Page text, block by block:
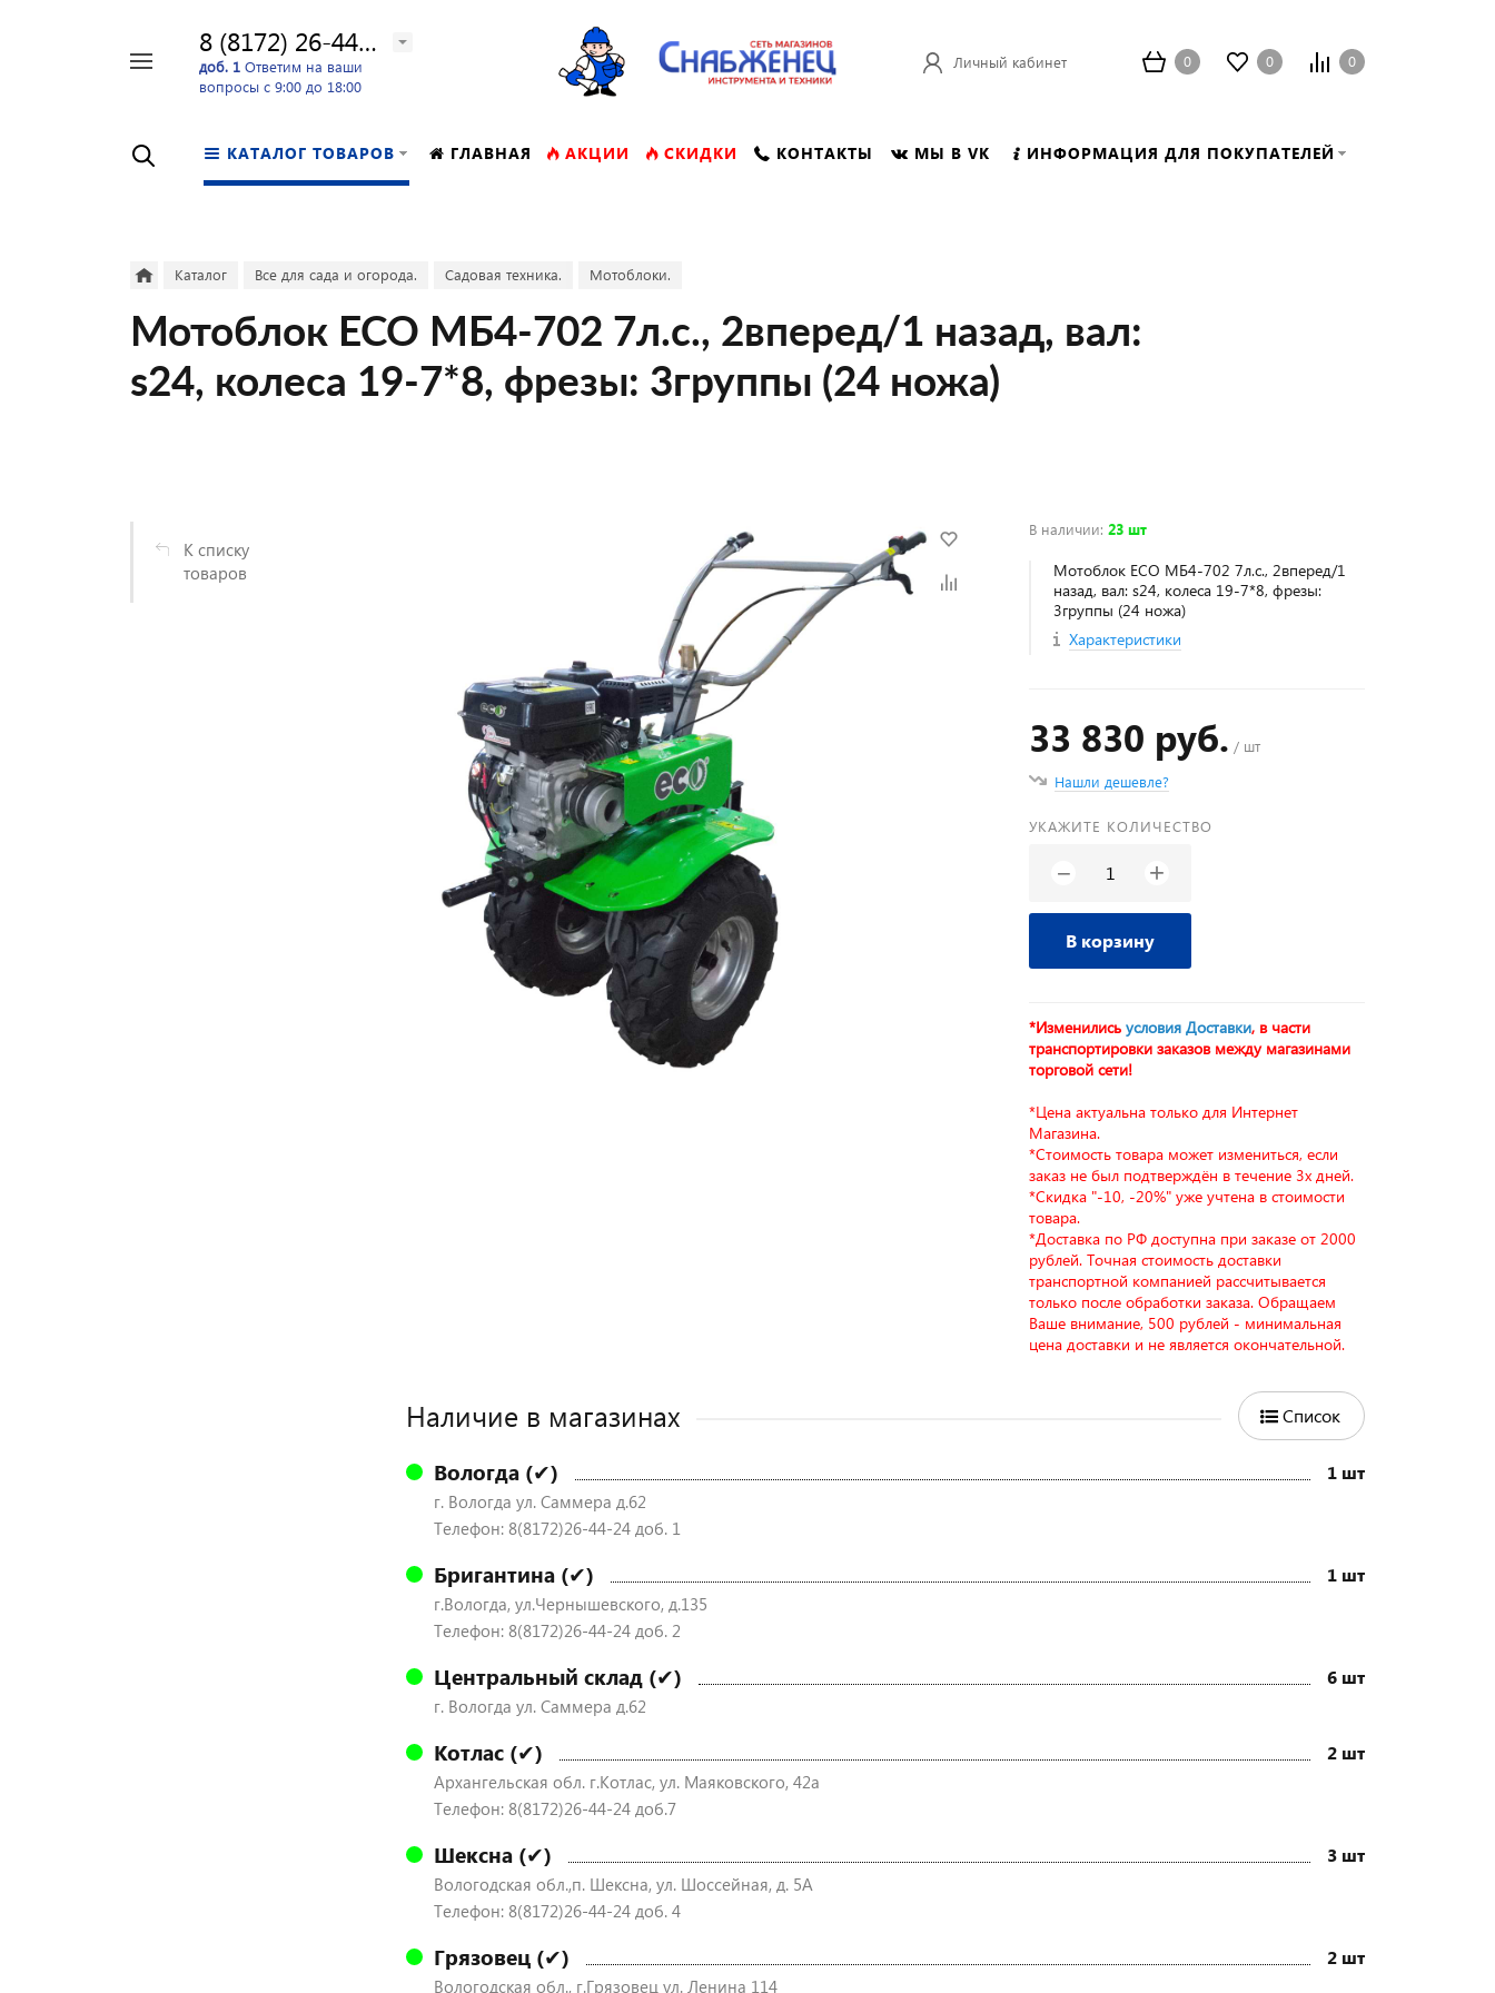
8 (8172) 26-44-24
доб. 1 Ответим на ваши
вопросы с 9:00 до 18:00
Личный кабинет 0 0 0
КАТАЛОГ ТОВАРОВ ГЛАВНАЯ АКЦИИ СКИДКИ КОНТАКТЫ МЫ В VK ИНФОРМАЦИЯ ДЛЯ ПОКУПАТЕЛЕЙ
Каталог Все для сада и огорода. Садовая техника. Мотоблоки.
Мотоблок ECO МБ4-702 7л.с., 2вперед/1 назад, вал:
s24, колеса 19-7*8, фрезы: 3группы (24 ножа)
К списку
товаров
В наличии:23 шт
Мотоблок ECO МБ4-702 7л.с., 2вперед/1
назад, вал: s24, колеса 19-7*8, фрезы:
3группы (24 ножа)
Характеристики
33 830 руб. / шт
Нашли дешевле?
УКАЖИТЕ КОЛИЧЕСТВО
− +
В корзину
*Изменилисьусловия Доставки, в части
транспортировки заказов между магазинами
торговой сети!
*Цена актуальна только для Интернет
Магазина.
*Стоимость товара может измениться, если
заказ не был подтверждён в течение 3х дней.
*Скидка "-10, -20%" уже учтена в стоимости
товара.
*Доставка по РФ доступна при заказе от 2000
рублей. Точная стоимость доставки
транспортной компанией рассчитывается
только после обработки заказа. Обращаем
Ваше внимание, 500 рублей - минимальная
цена доставки и не является окончательной.
Наличие в магазинах Список
Вологда (✔) 1 шт
г. Вологда ул. Саммера д.62
Телефон: 8(8172)26-44-24 доб. 1
Бригантина (✔) 1 шт
г.Вологда, ул.Чернышевского, д.135
Телефон: 8(8172)26-44-24 доб. 2
Центральный склад (✔) 6 шт
г. Вологда ул. Саммера д.62
Котлас (✔) 2 шт
Архангельская обл. г.Котлас, ул. Маяковского, 42а
Телефон: 8(8172)26-44-24 доб.7
Шексна (✔) 3 шт
Вологодская обл.,п. Шексна, ул. Шоссейная, д. 5А
Телефон: 8(8172)26-44-24 доб. 4
Грязовец (✔) 2 шт
Вологодская обл., г.Грязовец ул. Ленина 114